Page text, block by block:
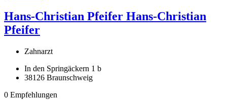
Hans-Christian Pfeifer Hans-Christian
Pfeifer
Zahnarzt
In den Springäckern 1 b
38126 Braunschweig
0 Empfehlungen